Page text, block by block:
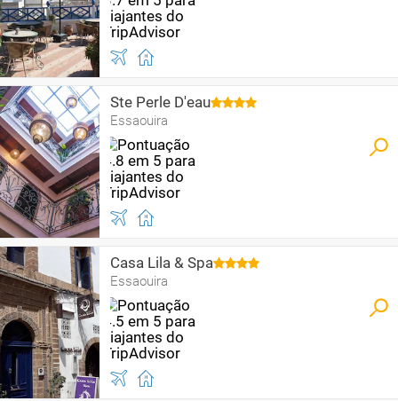
Ste Perle D'eau
Essaouira
Casa Lila & Spa
Essaouira